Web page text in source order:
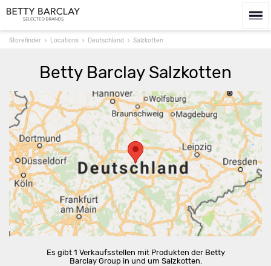
Storefinder Locations Deutschland Salzkotten
Betty Barclay Salzkotten
Route berechnen
Es gibt 1 Verkaufsstellen mit Produkten der Betty
Barclay Group in und um Salzkotten.